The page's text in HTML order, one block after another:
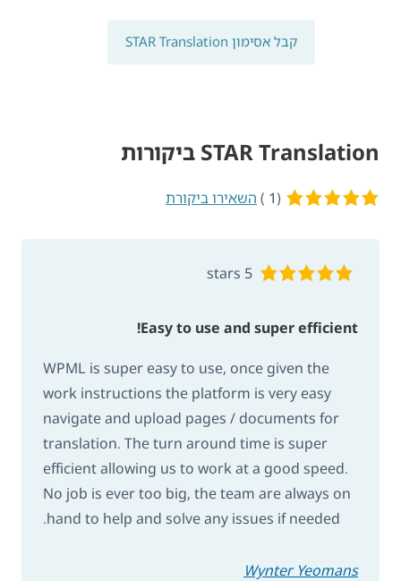
קבל אסימון STAR Translation
STAR Translation ביקורות
5 of 5 stars(1 ) השאירו ביקורת
5 stars
Easy to use and super efficient!
WPML is super easy to use, once given the
work instructions the platform is very easy
navigate and upload pages / documents for
translation. The turn around time is super
efficient allowing us to work at a good speed.
No job is ever too big, the team are always on
hand to help and solve any issues if needed.
Wynter Yeomans